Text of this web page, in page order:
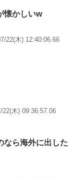
懐かしいw
22(木) 12:40:06.66
22(木) 09:36:57.06
なら海外に出した